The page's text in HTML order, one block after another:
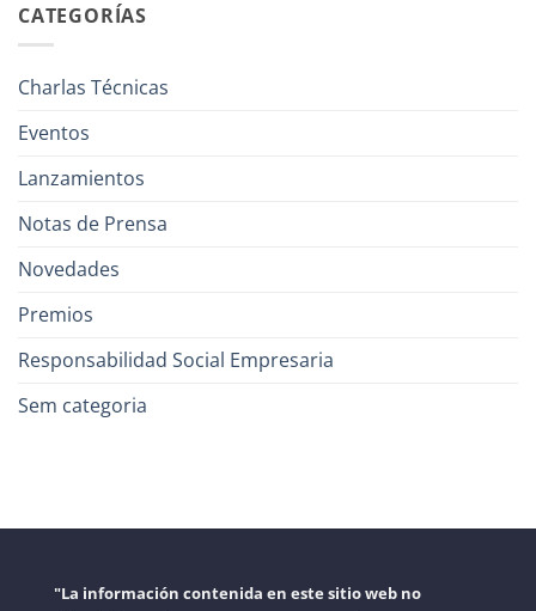
CATEGORÍAS
Charlas Técnicas
Eventos
Lanzamientos
Notas de Prensa
Novedades
Premios
Responsabilidad Social Empresaria
Sem categoria
"La información contenida en este sitio web no